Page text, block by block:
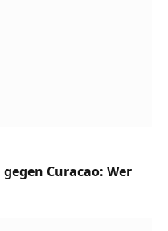
Curacao: Wer